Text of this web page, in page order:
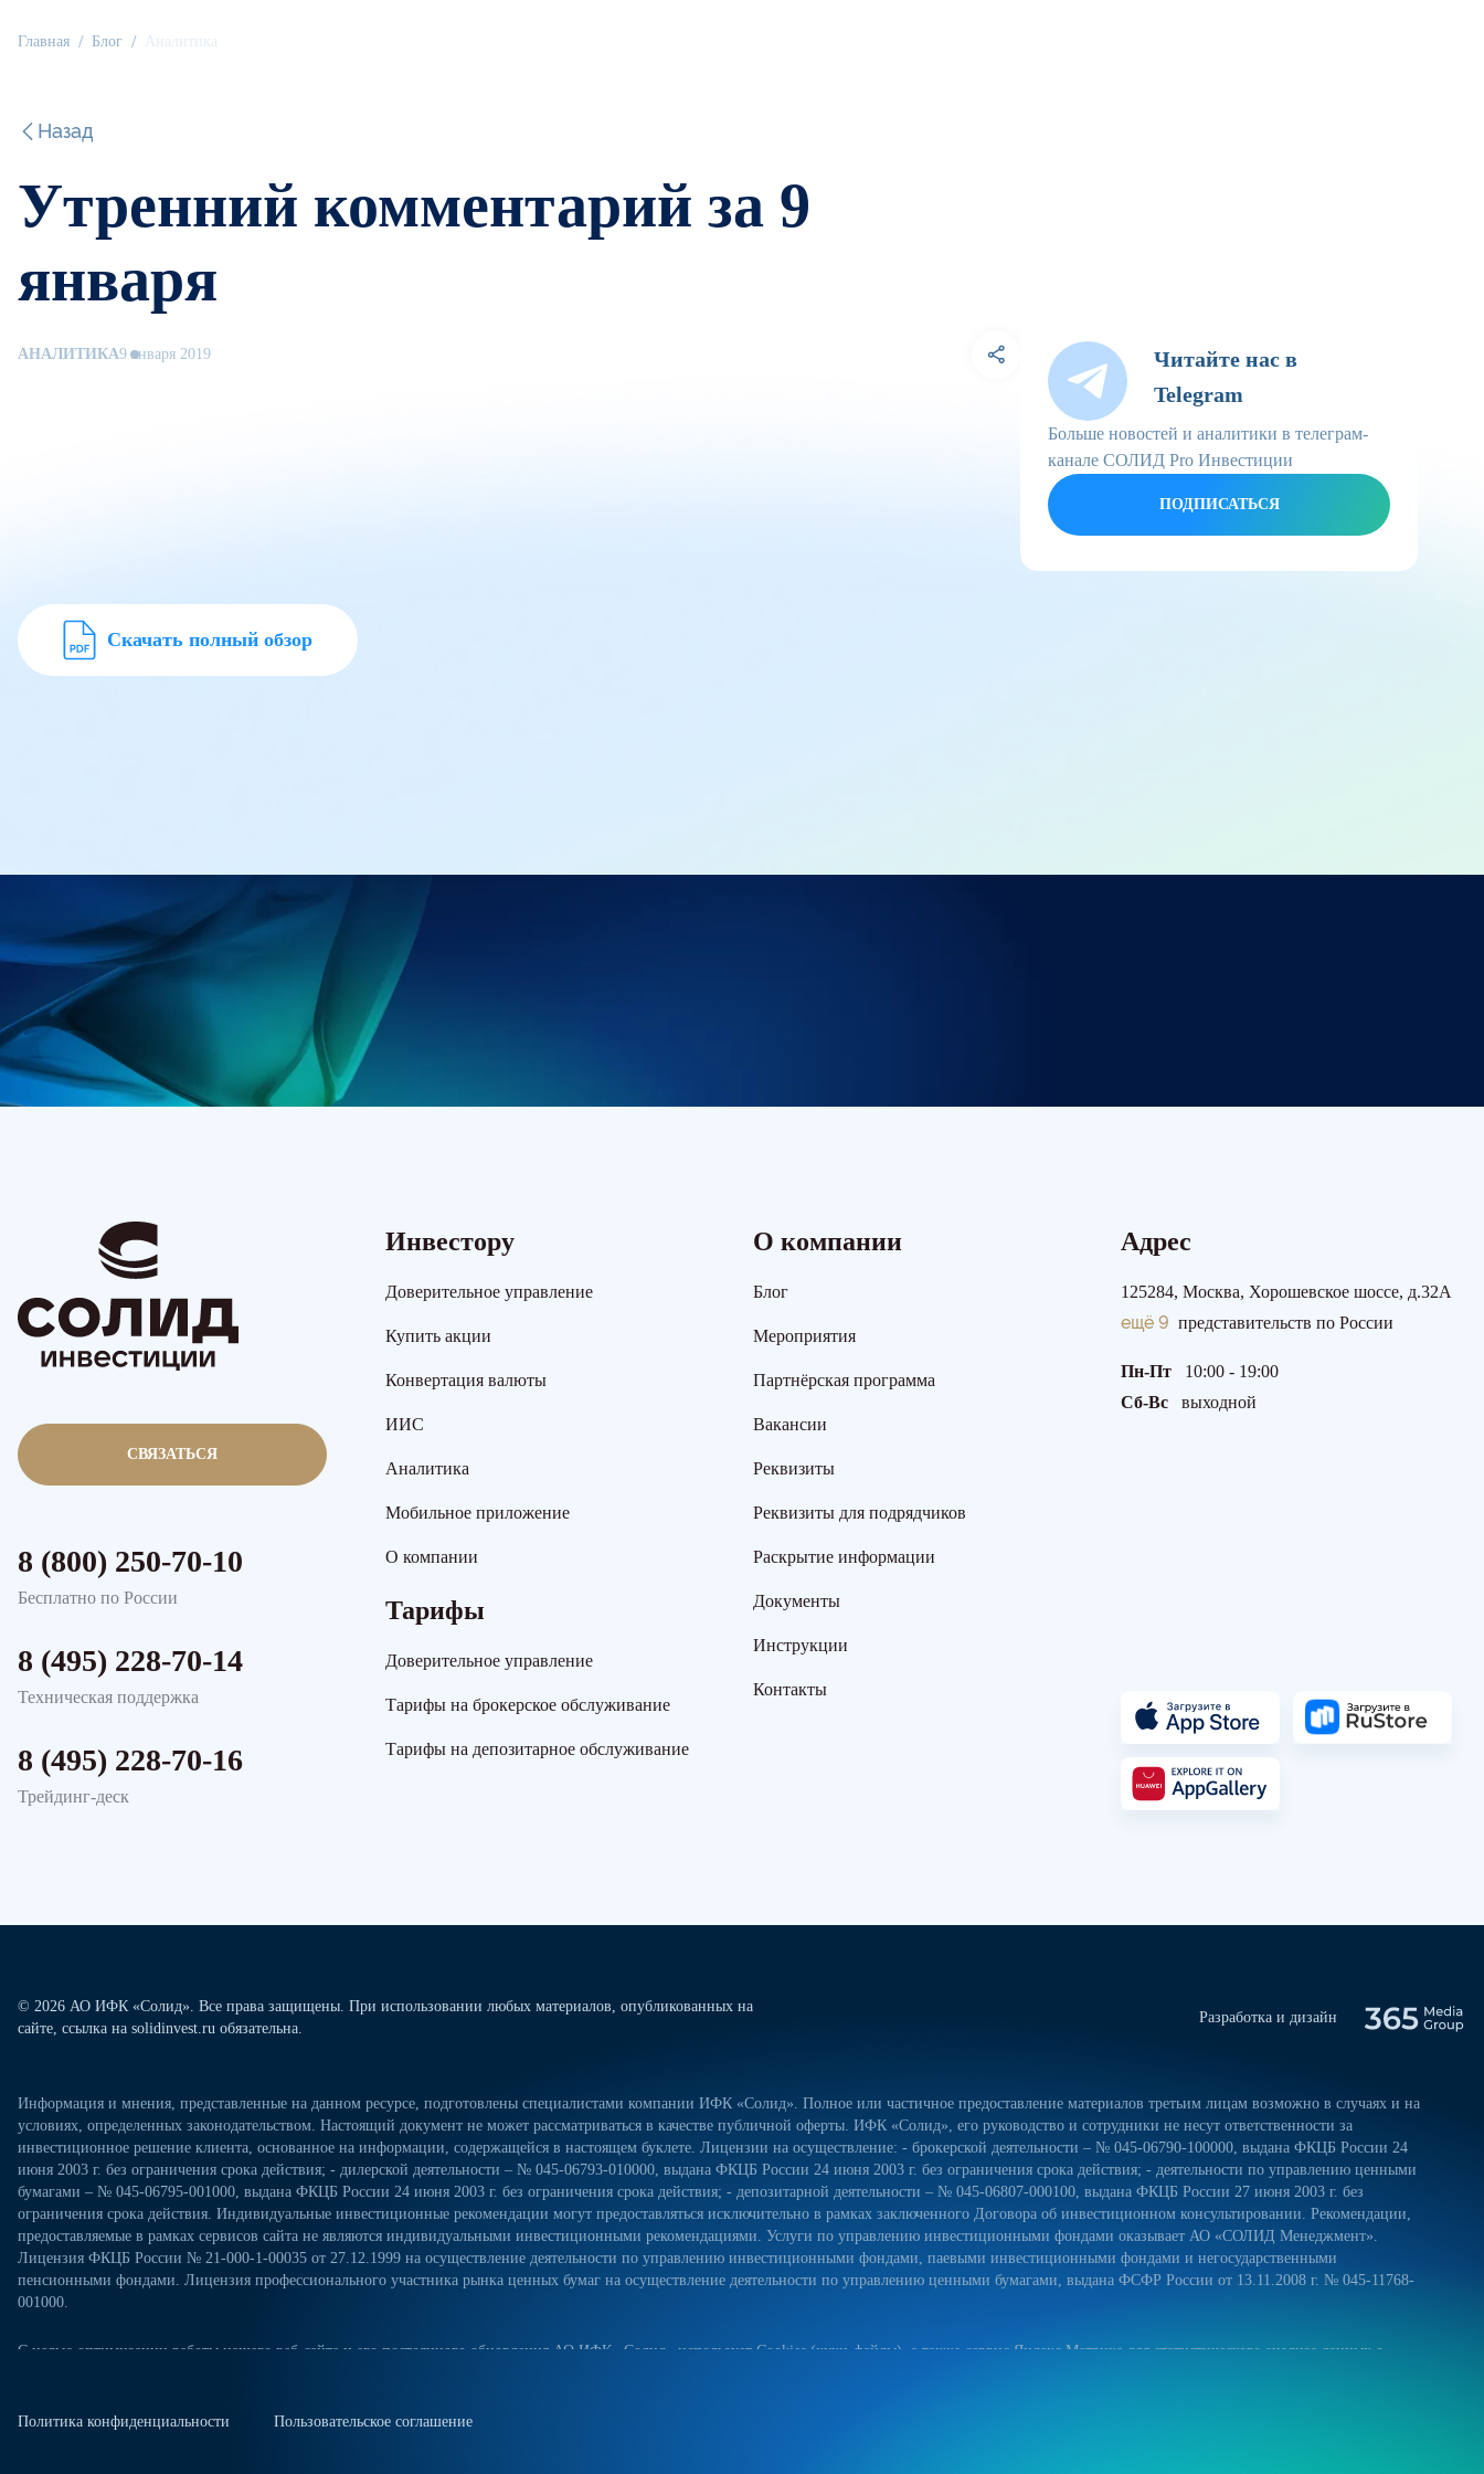
Главная Блог Аналитика
Назад
Утренний комментарий за 9
января
АНАЛИТИКА9 января 2019
Читайте нас в
Telegram
Больше новостей и аналитики в телеграм-
канале СОЛИД Pro Инвестиции
ПОДПИСАТЬСЯ
Скачать полный обзор
СВЯЗАТЬСЯ
8 (800) 250-70-10
Бесплатно по России
8 (495) 228-70-14
Техническая поддержка
8 (495) 228-70-16
Трейдинг-деск
Инвестору
Доверительное управление
Купить акции
Конвертация валюты
ИИС
Аналитика
Мобильное приложение
О компании
Тарифы
Доверительное управление
Тарифы на брокерское обслуживание
Тарифы на депозитарное обслуживание
О компании
Блог
Мероприятия
Партнёрская программа
Вакансии
Реквизиты
Реквизиты для подрядчиков
Раскрытие информации
Документы
Инструкции
Контакты
Адрес
125284, Москва, Хорошевское шоссе, д.32А
ещё 9 представительств по России
Пн-Пт
10:00 - 19:00
Сб-Вс
выходной
© 2026 АО ИФК «Солид». Все права защищены. При использовании любых материалов, опубликованных на
сайте, ссылка на solidinvest.ru обязательна.
Разработка и дизайн
Информация и мнения, представленные на данном ресурсе, подготовлены специалистами компании ИФК «Солид». Полное или частичное предоставление материалов третьим лицам возможно в случаях и на
условиях, определенных законодательством. Настоящий документ не может рассматриваться в качестве публичной оферты. ИФК «Солид», его руководство и сотрудники не несут ответственности за
инвестиционное решение клиента, основанное на информации, содержащейся в настоящем буклете. Лицензии на осуществление: - брокерской деятельности – № 045-06790-100000, выдана ФКЦБ России 24
июня 2003 г. без ограничения срока действия; - дилерской деятельности – № 045-06793-010000, выдана ФКЦБ России 24 июня 2003 г. без ограничения срока действия; - деятельности по управлению ценными
бумагами – № 045-06795-001000, выдана ФКЦБ России 24 июня 2003 г. без ограничения срока действия; - депозитарной деятельности – № 045-06807-000100, выдана ФКЦБ России 27 июня 2003 г. без
ограничения срока действия. Индивидуальные инвестиционные рекомендации могут предоставляться исключительно в рамках заключенного Договора об инвестиционном консультировании. Рекомендации,
предоставляемые в рамках сервисов сайта не являются индивидуальными инвестиционными рекомендациями. Услуги по управлению инвестиционными фондами оказывает АО «СОЛИД Менеджмент».
Лицензия ФКЦБ России № 21-000-1-00035 от 27.12.1999 на осуществление деятельности по управлению инвестиционными фондами, паевыми инвестиционными фондами и негосударственными
пенсионными фондами. Лицензия профессионального участника рынка ценных бумаг на осуществление деятельности по управлению ценными бумагами, выдана ФСФР России от 13.11.2008 г. № 045-11768-
001000.
С целью оптимизации работы нашего веб-сайта и его постоянного обновления АО ИФК «Солид» использует Cookies (куки-файлы), а также сервис Яндекс.Метрика для статистического анализа данных о
сайте. Куки-файлы — это небольшие файлы, которые сохраняются на жестком диске вашего устройства. Они облегчают навигацию и делают посещение сайта более удобным. Если вы не хотите использовать
Политика конфиденциальности Пользовательское соглашение